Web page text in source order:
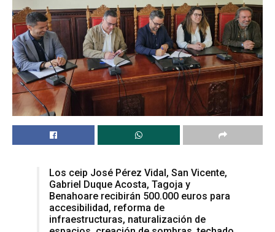
Los ceip José Pérez Vidal, San Vicente,
Gabriel Duque Acosta, Tagoja y
Benahoare recibirán 500.000 euros para
accesibilidad, reforma de
infraestructuras, naturalización de